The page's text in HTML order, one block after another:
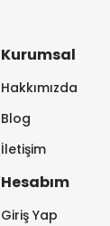
Kurumsal
Hakkımızda
Blog
İletişim
Hesabım
Giriş Yap